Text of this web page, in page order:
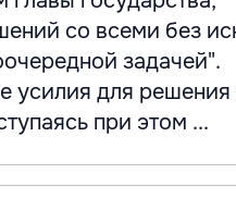
со всеми без
задачей".
усилия для решения
при этом ...